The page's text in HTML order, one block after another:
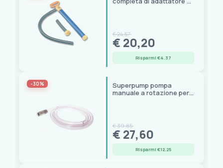
Prezzo
11,00 € - 1.310,00 €
€ 24,57
€ 20,20
Risparmi €4.37
-30%
Superpump pompa
manuale a rotazione per
€ 39,85
€ 27,60
Risparmi €12.25